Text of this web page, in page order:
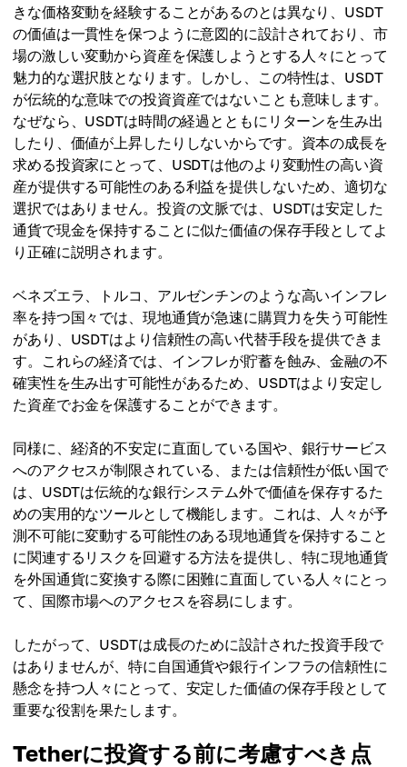
きな価格変動を経験することがあるのとは異なり、USDT
の価値は一貫性を保つように意図的に設計されており、市
場の激しい変動から資産を保護しようとする人々にとって
魅力的な選択肢となります。しかし、この特性は、USDT
が伝統的な意味での投資資産ではないことも意味します。
なぜなら、USDTは時間の経過とともにリターンを生み出
したり、価値が上昇したりしないからです。資本の成長を
求める投資家にとって、USDTは他のより変動性の高い資
産が提供する可能性のある利益を提供しないため、適切な
選択ではありません。投資の文脈では、USDTは安定した
通貨で現金を保持することに似た価値の保存手段としてよ
り正確に説明されます。
ベネズエラ、トルコ、アルゼンチンのような高いインフレ
率を持つ国々では、現地通貨が急速に購買力を失う可能性
があり、USDTはより信頼性の高い代替手段を提供できま
す。これらの経済では、インフレが貯蓄を蝕み、金融の不
確実性を生み出す可能性があるため、USDTはより安定し
た資産でお金を保護することができます。
同様に、経済的不安定に直面している国や、銀行サービス
へのアクセスが制限されている、または信頼性が低い国で
は、USDTは伝統的な銀行システム外で価値を保存するた
めの実用的なツールとして機能します。これは、人々が予
測不可能に変動する可能性のある現地通貨を保持すること
に関連するリスクを回避する方法を提供し、特に現地通貨
を外国通貨に変換する際に困難に直面している人々にとっ
て、国際市場へのアクセスを容易にします。
したがって、USDTは成長のために設計された投資手段で
はありませんが、特に自国通貨や銀行インフラの信頼性に
懸念を持つ人々にとって、安定した価値の保存手段として
重要な役割を果たします。
Tetherに投資する前に考慮すべき点